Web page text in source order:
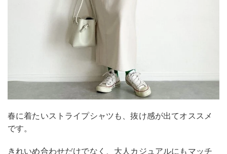
春に着たいストライプシャツも、抜け感が出てオススメ
です。
きれいめ合わせだけでなく、大人カジュアルにもマッチ